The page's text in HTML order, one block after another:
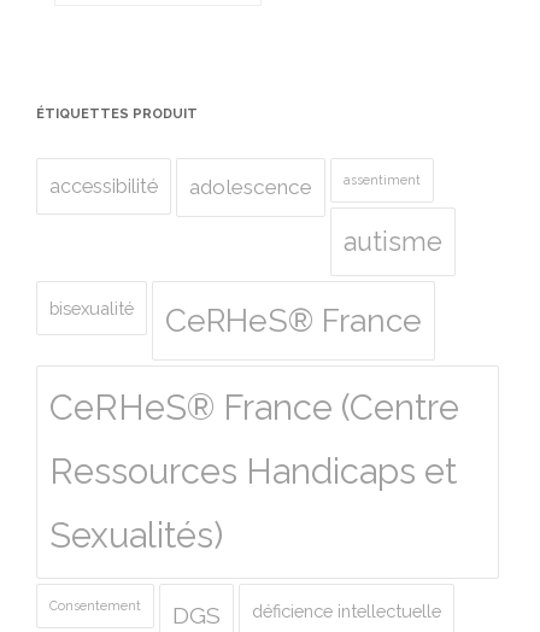
ÉTIQUETTES PRODUIT
accessibilité adolescence assentiment
autisme
bisexualité CeRHeS® France
CeRHeS® France (Centre
Ressources Handicaps et
Sexualités)
Consentement DGS déficience intellectuelle